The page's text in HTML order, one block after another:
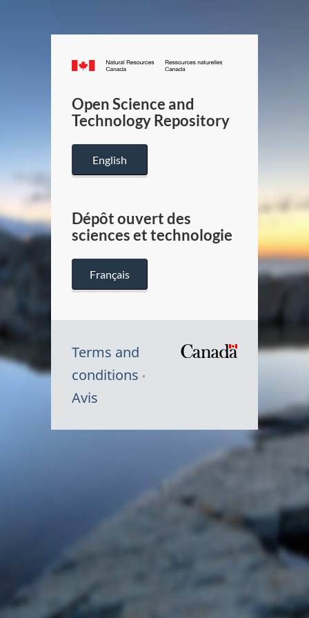
Canada.ca
/
Canada
Open Science and
Technology Repository
English
Dépôt ouvert des
sciences et technologie
Français
Terms and
conditions
Avis
du